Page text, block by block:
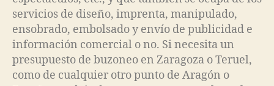
servicios de diseño, imprenta, manipulado,
ensobrado, embolsado y envío de publicidad e
información comercial o no. Si necesita un
presupuesto de buzoneo en Zaragoza o Teruel,
como de cualquier otro punto de Aragón o